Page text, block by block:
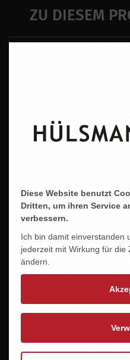
ZU DIESEM
Diese Website benutzt
Dritten, um ihren Service
verbessern.
Ich bin damit einverstanden
jederzeit mit Wirkung für
ändern.